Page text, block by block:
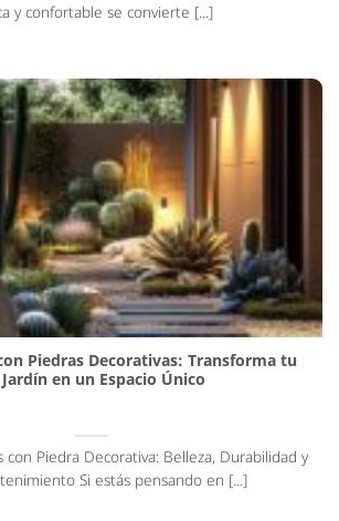
y confortable se convierte [...]
Piedras Decorativas: Transforma tu
Jardín en un Espacio Único
con Piedra Decorativa: Belleza, Durabilidad y
Si estás pensando en [...]